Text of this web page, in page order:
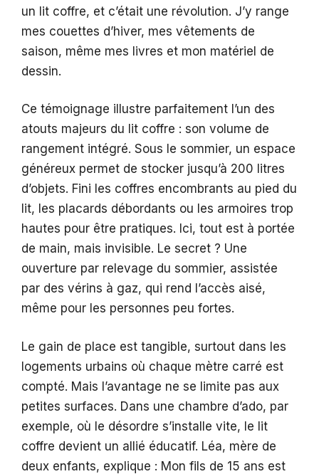
un lit coffre, et c’était une révolution. J’y range
mes couettes d’hiver, mes vêtements de
saison, même mes livres et mon matériel de
dessin.
Ce témoignage illustre parfaitement l’un des
atouts majeurs du lit coffre : son volume de
rangement intégré. Sous le sommier, un espace
généreux permet de stocker jusqu’à 200 litres
d’objets. Fini les coffres encombrants au pied du
lit, les placards débordants ou les armoires trop
hautes pour être pratiques. Ici, tout est à portée
de main, mais invisible. Le secret ? Une
ouverture par relevage du sommier, assistée
par des vérins à gaz, qui rend l’accès aisé,
même pour les personnes peu fortes.
Le gain de place est tangible, surtout dans les
logements urbains où chaque mètre carré est
compté. Mais l’avantage ne se limite pas aux
petites surfaces. Dans une chambre d’ado, par
exemple, où le désordre s’installe vite, le lit
coffre devient un allié éducatif. Léa, mère de
deux enfants, explique : Mon fils de 15 ans est